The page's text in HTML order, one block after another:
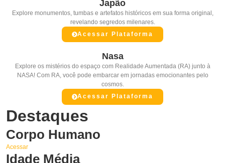
Japão
Explore monumentos, tumbas e artefatos históricos em sua forma original,
revelando segredos milenares.
Acessar Plataforma
Nasa
Explore os mistérios do espaço com Realidade Aumentada (RA) junto à
NASA! Com RA, você pode embarcar em jornadas emocionantes pelo
cosmos.
Acessar Plataforma
Destaques
Corpo Humano
Acessar
Idade Média